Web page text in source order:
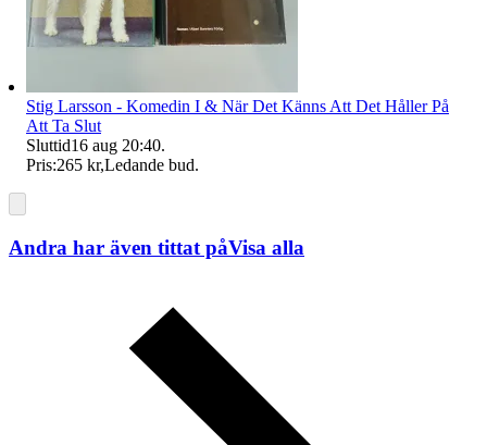
Stig Larsson - Komedin I & När Det Känns Att Det Håller På
Att Ta Slut
Sluttid16 aug 20:40.
Pris:265 kr,Ledande bud.
Andra har även tittat påVisa alla